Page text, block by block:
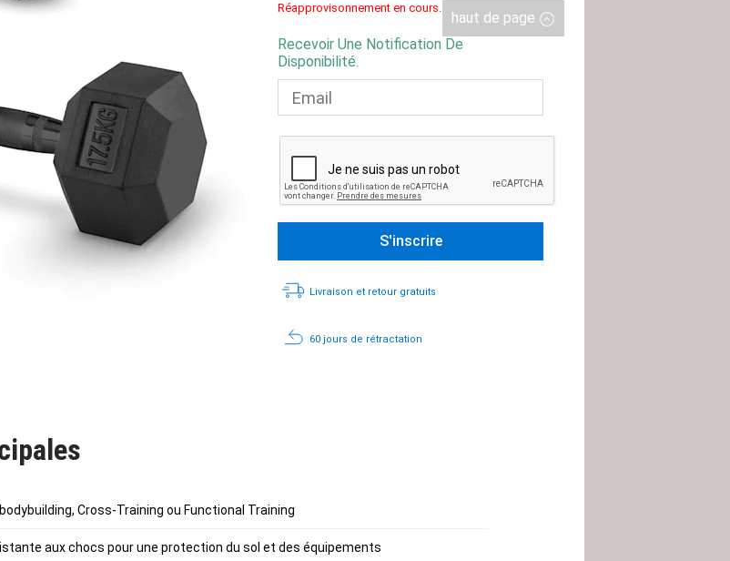
Réapprovisonnement en cours.
Recevoir Une Notification De
Disponibilité.
Livraison et retour gratuits
60 jours de rétractation
Cross-Training ou Functional Training
aux chocs pour une protection du sol et des équipements
haut de page